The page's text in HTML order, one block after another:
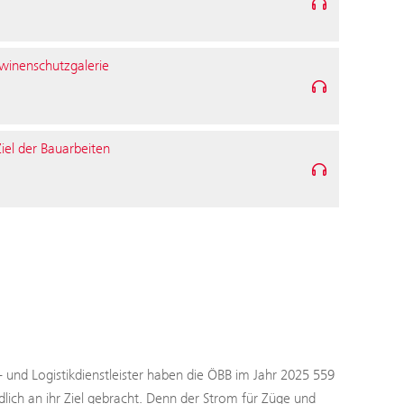
der Bauarbeiten
Logistikdienstleister haben die ÖBB im Jahr 2025 559
an ihr Ziel gebracht. Denn der Strom für Züge und